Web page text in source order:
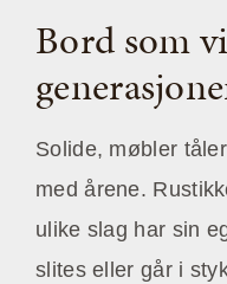
Bord som
Solide, møbler
med årene.
ulike slag har sin
slites eller går i